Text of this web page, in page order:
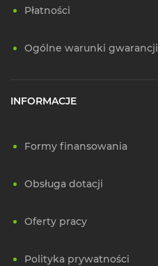
Płatności
Ogólne warunki gwarancji
INFORMACJE
Formy finansowania
Obsługa dotacji
Oferty pracy
Polityka prywatności